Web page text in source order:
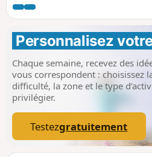
vieille ville de Ruoms. Alternance
et au soleil. Plusieurs points de
parcours.
Personnalisez
Chaque semaine, recevez des
vous correspondent : choisissez
difficulté, la zone et le type
privilégier.
Testezgratuitement